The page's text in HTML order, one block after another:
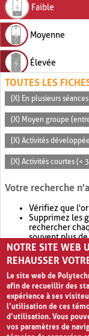
Faible
Moyenne
Élevée
TOUTES LES
(X) En plusieurs séances
(X) Moyen groupe
(X) Activités
(X) Activités courtes (<
Votre recherche
Vérifiez que
Supprimez les
rechercher
souvent plus
Envisagez
retournera
NOTRE SITE WEB
REHAUSSER
Le site web de
afin de recueillir des
expérience à ses
l’utilisation de ces
d’utilisation. Vous
vos paramètres de